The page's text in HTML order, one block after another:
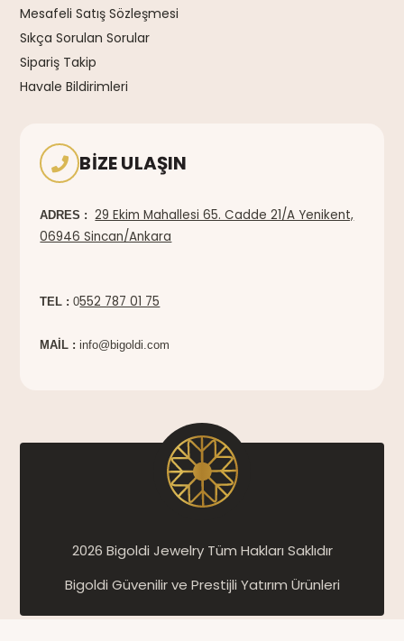
Mesafeli Satış Sözleşmesi
Sıkça Sorulan Sorular
Sipariş Takip
Havale Bildirimleri
BIZE ULAŞIN
ADRES :
29 Ekim Mahallesi 65. Cadde 21/A Yenikent,
06946 Sincan/Ankara
TEL : 0552 787 01 75
MAİL :info@bigoldi.com
2026 Bigoldi Jewelry Tüm Hakları Saklıdır
Bigoldi Güvenilir ve Prestijli Yatırım Ürünleri